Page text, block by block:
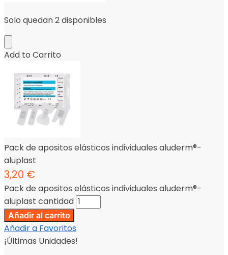
Solo quedan 2 disponibles
Add to Carrito
Pack de apositos elásticos individuales aluderm®-
aluplast
3,20 €
Pack de apositos elásticos individuales aluderm®-
aluplast cantidad
Añadir al carrito
Añadir a Favoritos
¡Últimas Unidades!